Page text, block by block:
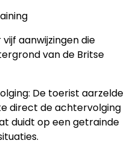
aanwijzingen die
van de Britse
De toerist aarzelde
direct de achtervolging
duidt op een getrainde